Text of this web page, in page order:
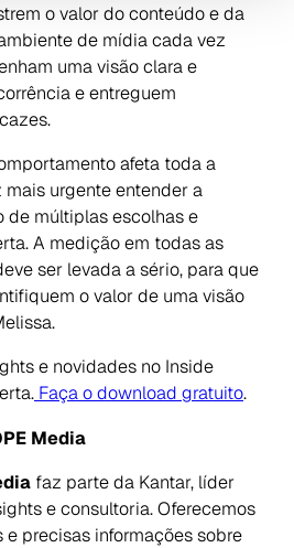
o valor do conteúdo e da
de mídia cada vez
uma visão clara e
e entreguem
afeta toda a
urgente entender a
de múltiplas escolhas e
A medição em todas as
ser levada a sério, para que
o valor de uma visão
e novidades no Inside
Faça o download gratuito.
Media
faz parte da Kantar, líder
e consultoria. Oferecemos
precisas informações sobre